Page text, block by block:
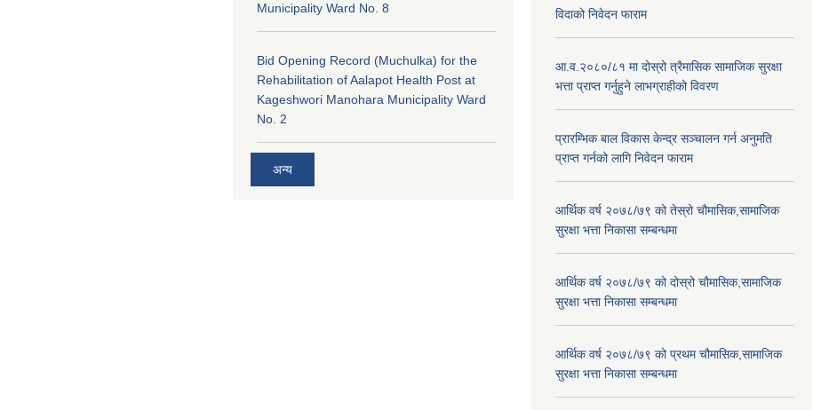
Municipality Ward No. 8
Bid Opening Record (Muchulka) for the
Rehabilitation of Aalapot Health Post at
Kageshwori Manohara Municipality Ward
No. 2
अन्य
विदाको निवेदन फाराम
आ.व.२०८०/८१ मा दोस्रो त्रैमासिक सामाजिक सुरक्षा
भत्ता प्राप्त गर्नुहुने लाभग्राहीको विवरण
प्रारम्भिक बाल विकास केन्द्र सञ्चालन गर्न अनुमति
प्राप्त गर्नको लागि निवेदन फाराम
आर्थिक वर्ष २०७८/७९ को तेस्रो चौमासिक,सामाजिक
सुरक्षा भत्ता निकासा सम्बन्धमा
आर्थिक वर्ष २०७८/७९ को दोस्रो चौमासिक,सामाजिक
सुरक्षा भत्ता निकासा सम्बन्धमा
आर्थिक वर्ष २०७८/७९ को प्रथम चौमासिक,सामाजिक
सुरक्षा भत्ता निकासा सम्बन्धमा